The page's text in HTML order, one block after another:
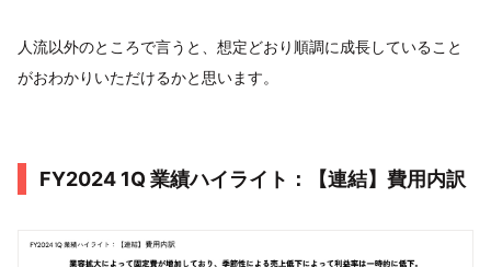
人流以外のところで言うと、想定どおり順調に成長していること
がおわかりいただけるかと思います。
FY2024 1Q 業績ハイライト：【連結】費用内訳